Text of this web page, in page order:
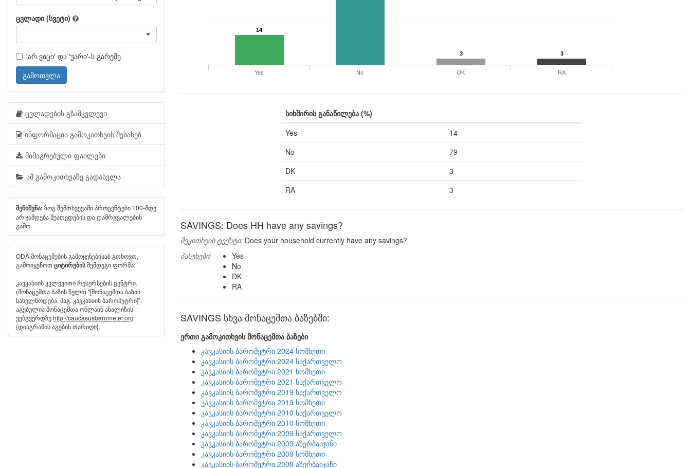
14
3 3
Yes No DK RA
სიხშირის განაწილება (%)
Yes
14
No
79
DK
3
RA
3
SAVINGS: Does HH have any savings?
შეკითხვის ტექსტი: Does your household currently have any savings?
პასუხები:
Yes
No
DK
RA
SAVINGS სხვა მონაცემთა ბაზებში:
ერთი გამოკითხვის მონაცემთა ბაზები
კავკასიის ბარომეტრი 2024 სომხეთი
კავკასიის ბარომეტრი 2024 საქართველო
კავკასიის ბარომეტრი 2021 სომხეთი
კავკასიის ბარომეტრი 2021 საქართველო
კავკასიის ბარომეტრი 2019 საქართველო
კავკასიის ბარომეტრი 2019 სომხეთი
კავკასიის ბარომეტრი 2010 საქართველო
კავკასიის ბარომეტრი 2010 სომხეთი
კავკასიის ბარომეტრი 2009 საქართველო
კავკასიის ბარომეტრი 2009 აზერბაიჯანი
კავკასიის ბარომეტრი 2009 სომხეთი
კავკასიის ბარომეტრი 2008 აზერბაიჯანი
ცვლადი (სვეტი)
'არ ვიცი' და 'უარი'-ს გარეშე
გამოთვლა
ცვლადების გზამკვლევი
ინფორმაცია გამოკითხვის შესახებ
მიმაგრებული ფაილები
ამ გამოკითხვაზე გადასვლა
შენიშვნა: ზოგ შემთხვევაში პროცენტები 100-მდე
არ ჯამდება მეათედების და დამრგვალების
გამო.
ODA მონაცემების გამოყენებისას გთხოვთ,
გამოიყენოთ ციტირებისშემდეგი ფორმა:
კავკასიის კვლევითი რესურსების ცენტრი.
(მონაცემთა ბაზის წელი) "[მონაცემთა ბაზის
სახელწოდება, მაგ. კავკასიის ბარომეტრი]".
აგებულია მონაცემთა ონლაინ ანალიზის
ვებგვერდზეhttp://caucasusbarometer.org
{დიაგრამის აგების თარიღი}.